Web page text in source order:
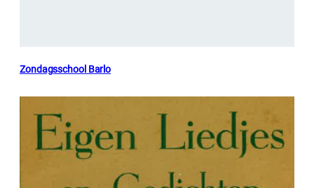
Zondagsschool Barlo